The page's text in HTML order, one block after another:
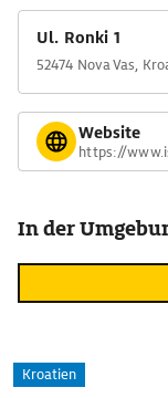
Eisdielen stillen den
Ul. Ronki 1
52474 Nova Vas,
Website
https://
In der
Kroatien